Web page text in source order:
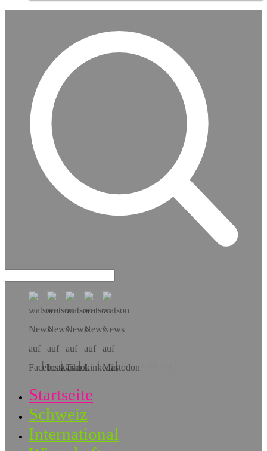
Hol dir die App!
Startseite
Schweiz
International